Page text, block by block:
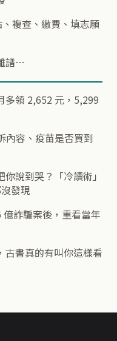
複查、繳費、填志願
譜…
多領 2,652 元，5,299
內容、疫苗是否買到
說到哭？「冷讀術」
發現
詐騙案後，重看當年
古書真的有叫你這樣看